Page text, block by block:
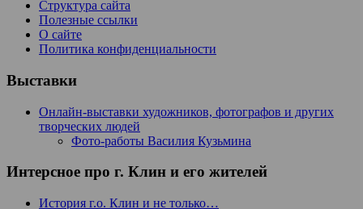
Структура сайта
Полезные ссылки
О сайте
Политика конфиденциальности
Выставки
Онлайн-выставки художников, фотографов и других
творческих людей
Фото-работы Василия Кузьмина
Интерсное про г. Клин и его жителей
История г.о. Клин и не только…